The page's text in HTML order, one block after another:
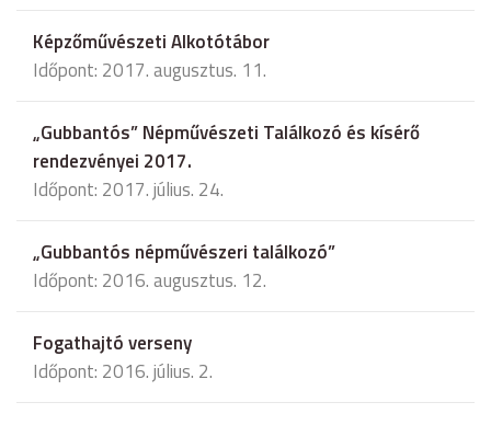
Képzőművészeti Alkotótábor
Időpont: 2017. augusztus. 11.
„Gubbantós” Népművészeti Találkozó és kísérő
rendezvényei 2017.
Időpont: 2017. július. 24.
„Gubbantós népművészeri találkozó”
Időpont: 2016. augusztus. 12.
Fogathajtó verseny
Időpont: 2016. július. 2.